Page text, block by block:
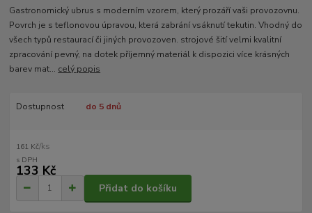
Gastronomický ubrus s moderním vzorem, který prozáří vaši provozovnu.
Povrch je s teflonovou úpravou, která zabrání vsáknutí tekutin. Vhodný do
všech typů restaurací či jiných provozoven. strojové šití velmi kvalitní
zpracování pevný, na dotek příjemný materiál k dispozici více krásných
barev mat... celý popis
Dostupnost do 5 dnů
161 Kč/ks
133 Kč
Přidat do košíku